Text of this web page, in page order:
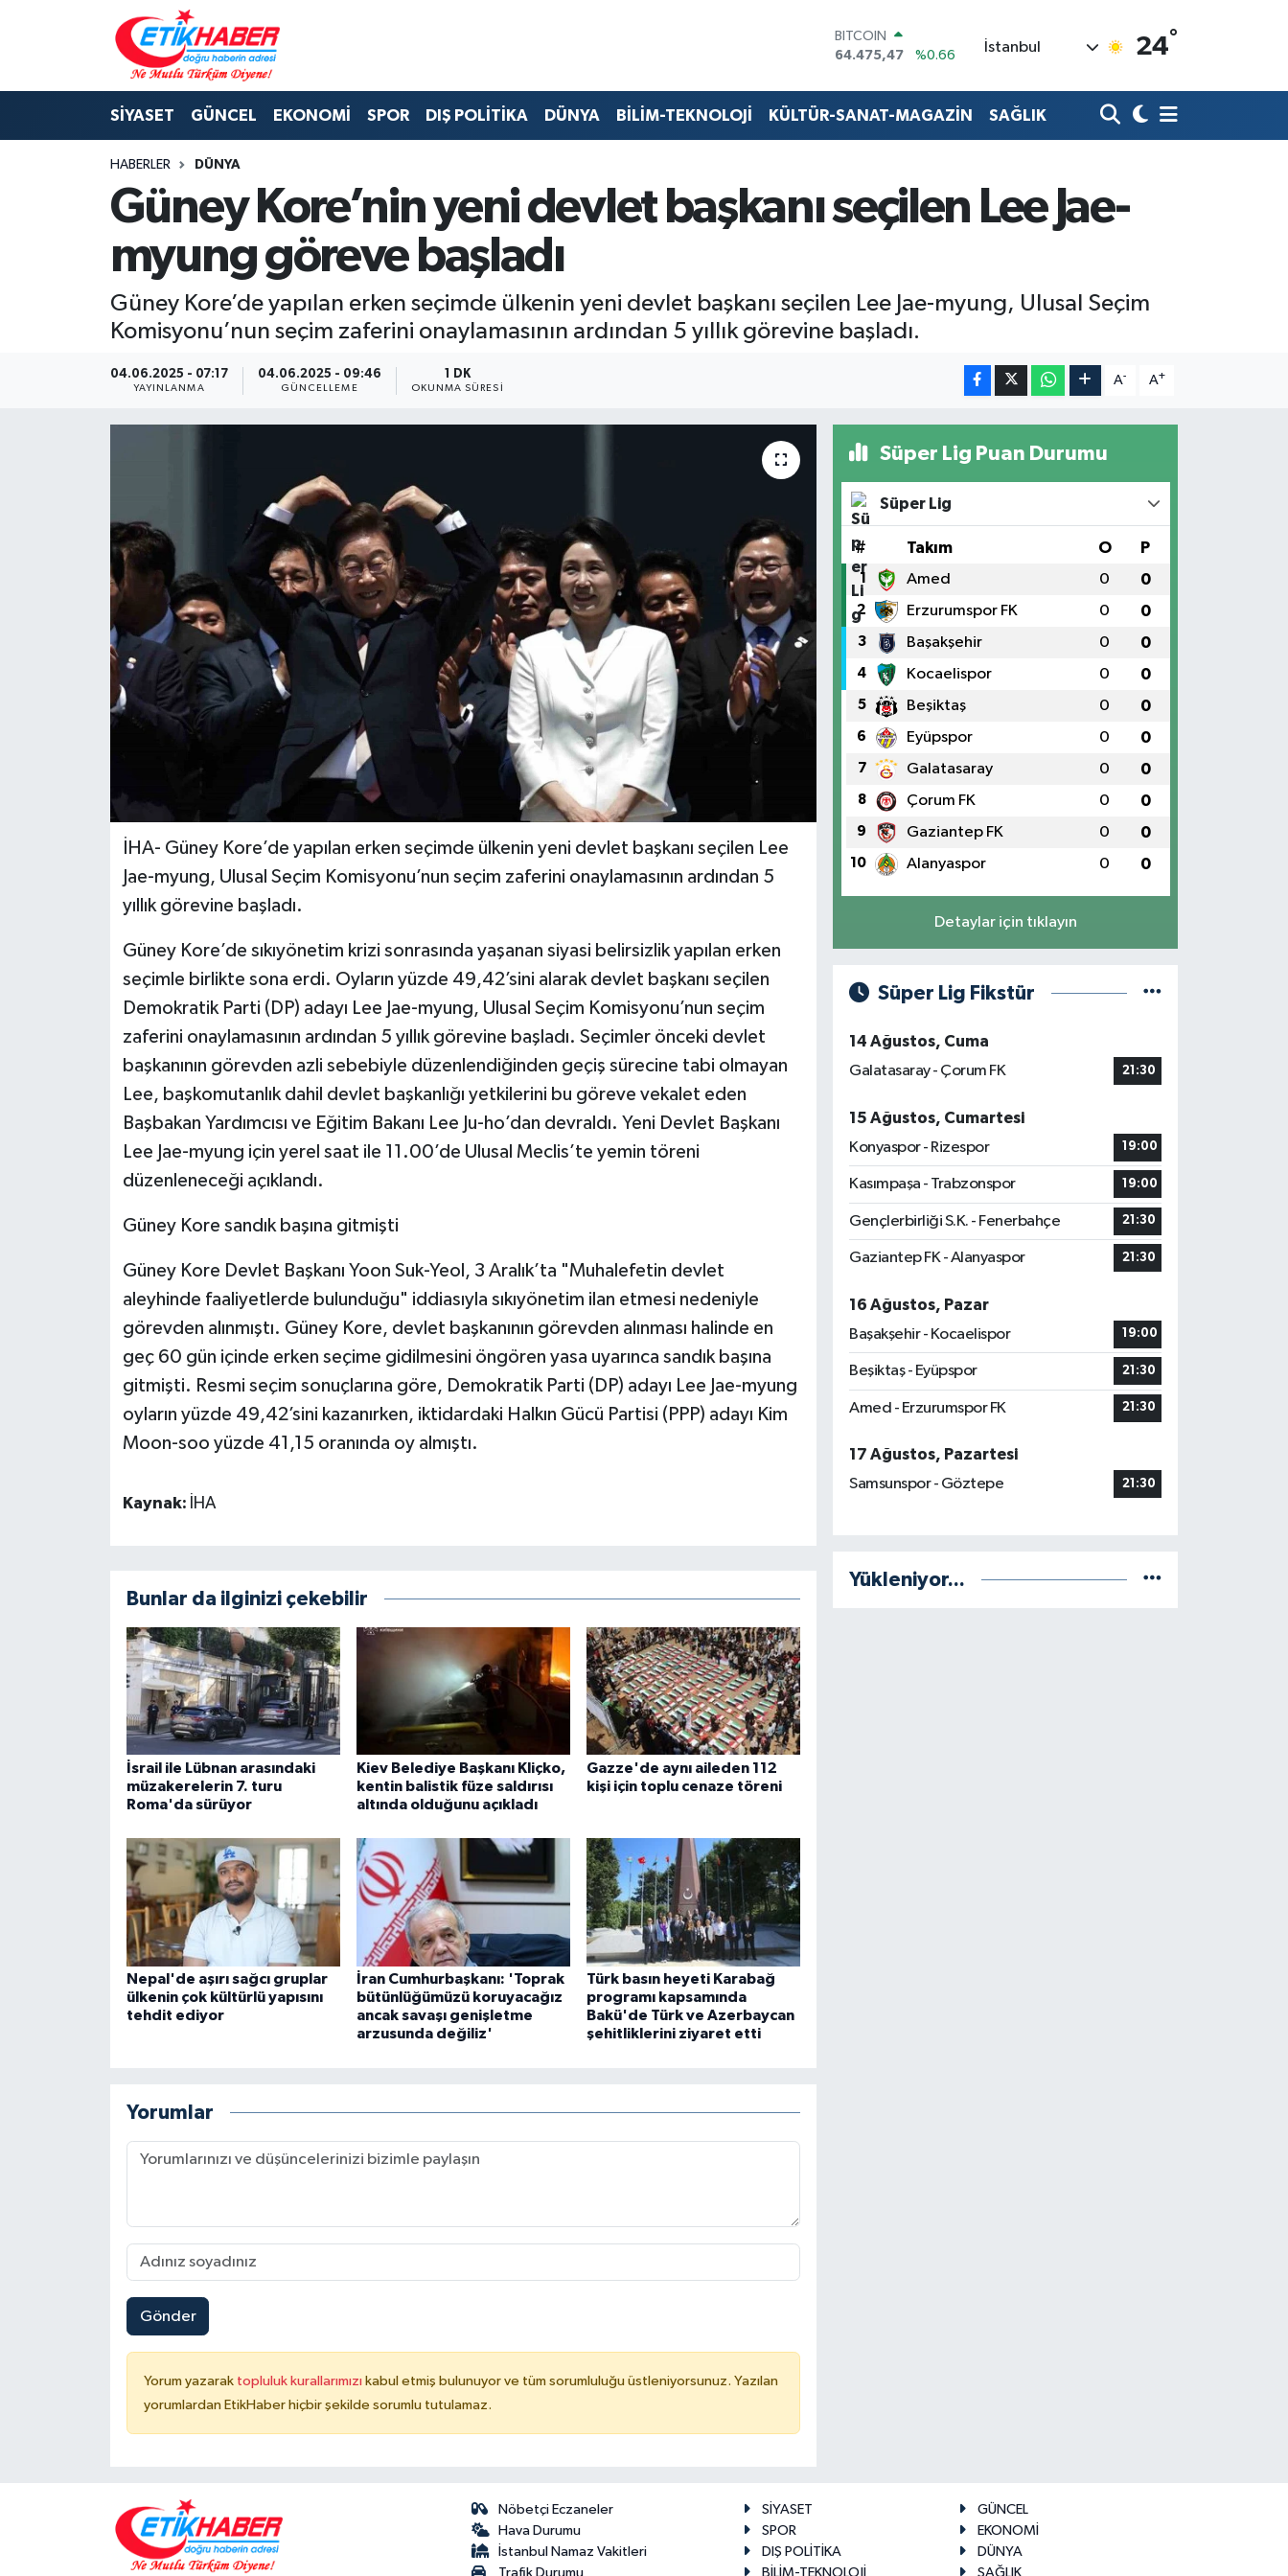
BITCOIN
64.475,47
%0.66
47,5971
%0.05
EURO
GRAM ALTIN
6518.23
%0.39
BİST100
İstanbul 24°
SİYASET GÜNCEL EKONOMİ SPOR DIŞ POLİTİKA DÜNYA BİLİM-TEKNOLOJİ KÜLTÜR-SANAT-MAGAZİN SAĞLIK
HABERLER DÜNYA
Güney Kore’nin yeni devlet başkanı seçilen Lee Jae-
myung göreve başladı
Güney Kore’de yapılan erken seçimde ülkenin yeni devlet başkanı seçilen Lee Jae-myung, Ulusal Seçim
Komisyonu’nun seçim zaferini onaylamasının ardından 5 yıllık görevine başladı.
04.06.2025 - 07:17
YAYINLANMA
04.06.2025 - 09:46
GÜNCELLEME
1 DK
OKUNMA SÜRESI
A- A+
İHA- Güney Kore’de yapılan erken seçimde ülkenin yeni devlet başkanı seçilen Lee
Jae-myung, Ulusal Seçim Komisyonu’nun seçim zaferini onaylamasının ardından 5
yıllık görevine başladı.
Güney Kore’de sıkıyönetim krizi sonrasında yaşanan siyasi belirsizlik yapılan erken
seçimle birlikte sona erdi. Oyların yüzde 49,42’sini alarak devlet başkanı seçilen
Demokratik Parti (DP) adayı Lee Jae-myung, Ulusal Seçim Komisyonu’nun seçim
zaferini onaylamasının ardından 5 yıllık görevine başladı. Seçimler önceki devlet
başkanının görevden azli sebebiyle düzenlendiğinden geçiş sürecine tabi olmayan
Lee, başkomutanlık dahil devlet başkanlığı yetkilerini bu göreve vekalet eden
Başbakan Yardımcısı ve Eğitim Bakanı Lee Ju-ho’dan devraldı. Yeni Devlet Başkanı
Lee Jae-myung için yerel saat ile 11.00’de Ulusal Meclis’te yemin töreni
düzenleneceği açıklandı.
Güney Kore sandık başına gitmişti
Güney Kore Devlet Başkanı Yoon Suk-Yeol, 3 Aralık’ta "Muhalefetin devlet
aleyhinde faaliyetlerde bulunduğu" iddiasıyla sıkıyönetim ilan etmesi nedeniyle
görevden alınmıştı. Güney Kore, devlet başkanının görevden alınması halinde en
geç 60 gün içinde erken seçime gidilmesini öngören yasa uyarınca sandık başına
gitmişti. Resmi seçim sonuçlarına göre, Demokratik Parti (DP) adayı Lee Jae-myung
oyların yüzde 49,42’sini kazanırken, iktidardaki Halkın Gücü Partisi (PPP) adayı Kim
Moon-soo yüzde 41,15 oranında oy almıştı.
Kaynak: İHA
Bunlar da ilginizi çekebilir
İsrail ile Lübnan arasındaki
müzakerelerin 7. turu
Roma'da sürüyor
Kiev Belediye Başkanı Kliçko,
kentin balistik füze saldırısı
altında olduğunu açıkladı
Gazze'de aynı aileden 112
kişi için toplu cenaze töreni
Nepal'de aşırı sağcı gruplar
ülkenin çok kültürlü yapısını
tehdit ediyor
İran Cumhurbaşkanı: 'Toprak
bütünlüğümüzü koruyacağız
ancak savaşı genişletme
arzusunda değiliz'
Türk basın heyeti Karabağ
programı kapsamında
Bakü'de Türk ve Azerbaycan
şehitliklerini ziyaret etti
Yorumlar
Gönder
Yorum yazarak topluluk kurallarımızı kabul etmiş bulunuyor ve tüm sorumluluğu üstleniyorsunuz. Yazılan
yorumlardan EtikHaber hiçbir şekilde sorumlu tutulamaz.
Süper Lig Puan Durumu
Süper Lig
# Takım O P
1 Amed 0 0
2 Erzurumspor FK 0 0
3 Başakşehir 0 0
4 Kocaelispor 0 0
5 Beşiktaş 0 0
6 Eyüpspor 0 0
7 Galatasaray 0 0
8 Çorum FK 0 0
9 Gaziantep FK 0 0
10 Alanyaspor 0 0
Detaylar için tıklayın
Süper Lig Fikstür
14 Ağustos, Cuma
Galatasaray - Çorum FK
21:30
15 Ağustos, Cumartesi
Konyaspor - Rizespor
19:00
Kasımpaşa - Trabzonspor 19:00
Gençlerbirliği S.K. - Fenerbahçe 21:30
Gaziantep FK - Alanyaspor 21:30
16 Ağustos, Pazar
Başakşehir - Kocaelispor
19:00
Beşiktaş - Eyüpspor 21:30
Amed - Erzurumspor FK 21:30
17 Ağustos, Pazartesi
Samsunspor - Göztepe
21:30
Yükleniyor...
Nöbetçi Eczaneler
Hava Durumu
İstanbul Namaz Vakitleri
Trafik Durumu
SİYASET
GÜNCEL
SPOR
EKONOMİ
DIŞ POLİTİKA
DÜNYA
BİLİM-TEKNOLOJİ
SAĞLIK
BİLİM-TEKNOLOJİ
DIŞ POLİTİKA
EĞİTİM GENÇLİK
EKONOMİ
KÖŞE YAZILARI
KÜLTÜR-SANAT-MAGAZİN
SAĞLIK
GÜNCEL
Nöbetçi Eczaneler
Hava Durumu
İstanbul Namaz Vakitleri
Trafik Durumu
Süper Lig Puan Durumu ve Fikstür
Son Dakika Haberleri